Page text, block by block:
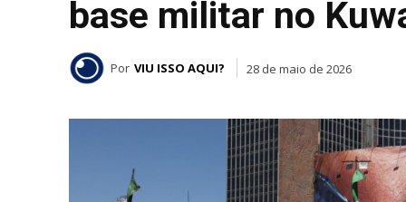
base militar no
Por VIU ISSO AQUI? 28 de maio de 2026